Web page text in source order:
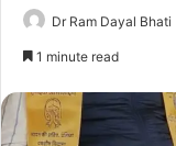
Dr Ram Dayal Bhati
1 minute read